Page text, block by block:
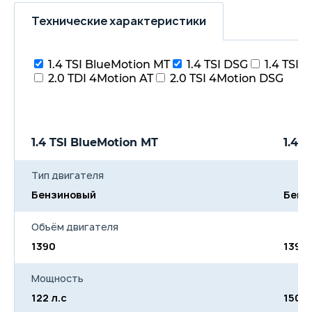
раздельным
асферическое
Электростеклоподъёмники
передних и задних дверей
приборов, регулируемая;
Рулевая колонка,
регулируемая по высоте и
вылету
Многофункциональный
дисплей 'Plus' в комбинации
Электромеханический
усилитель руля,
регулируемый в зависимости
от скорости
Уменьшенное запасное
Технические характеристики
1.4 TSI BlueMotion MT 1.4 TSI DSG
1.4 TSI
2.0 TDI 4Motion AT
2.0 TSI 4Motion DSG
1.4 TSI BlueMotion MT 1.4
Тип двигателя
Бензиновый
Объём двигателя
1390
1390
Мощность
122 л.с
150